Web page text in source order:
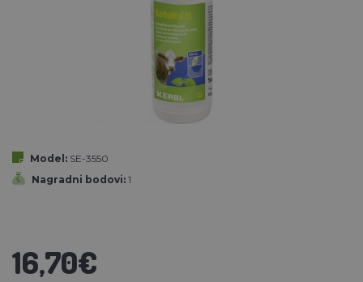
Model: SE-3550
Nagradni bodovi: 1
16,70€